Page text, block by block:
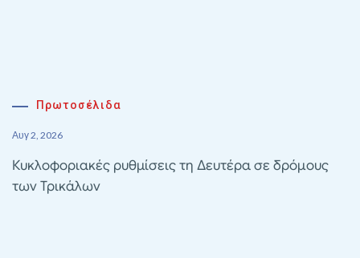
Πρωτοσέλιδα
Αυγ 2, 2026
Κυκλοφοριακές ρυθμίσεις τη Δευτέρα σε δρόμους
των Τρικάλων